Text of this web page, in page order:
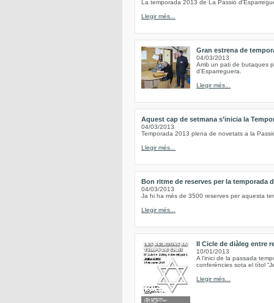
La temporada 2013 de La Passió
Llegir més...
Gran estrena de
04/03/2013
Amb un pati de butaques
d’Esparreguera.
Llegir més...
Aquest cap de setmana s’inicia la
04/03/2013
Temporada 2013 plena de novetats a la
Llegir més...
Bon ritme de reserves per la temporada
04/03/2013
Ja hi ha més de 3500 reserves per aquesta
Llegir més...
II Cicle de diàleg entre
10/01/2013
A l’inici de la passada
conferències sota el títol
Llegir més...